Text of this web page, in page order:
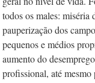
todos os males: miséria
pauperização dos
pequenos e médios
aumento do
profissional, até mesmo